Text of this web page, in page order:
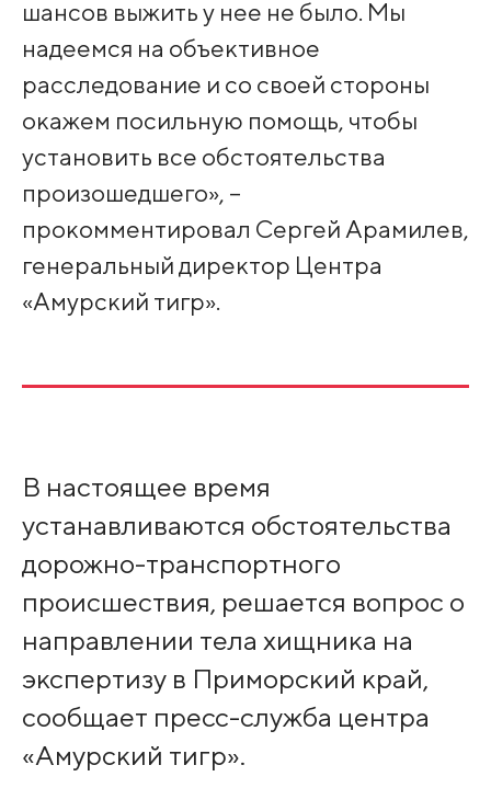
шансов выжить у нее не было. Мы
надеемся на объективное
расследование и со своей стороны
окажем посильную помощь, чтобы
установить все обстоятельства
произошедшего», –
прокомментировал Сергей Арамилев,
генеральный директор Центра
«Амурский тигр».
В настоящее время
устанавливаются обстоятельства
дорожно-транспортного
происшествия, решается вопрос о
направлении тела хищника на
экспертизу в Приморский край,
сообщает пресс-служба центра
«Амурский тигр».